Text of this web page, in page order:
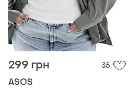
299 грн 35
ASOS